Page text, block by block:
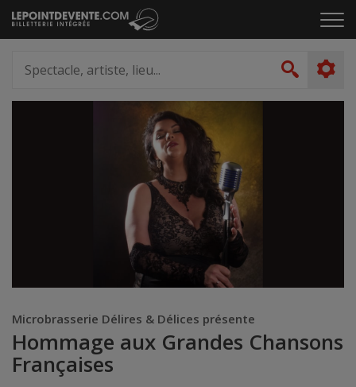
Passer
au
le
artiste,
lieu...
Microbrasserie Délires & Délices présente
Hommage aux Grandes Chansons
Françaises